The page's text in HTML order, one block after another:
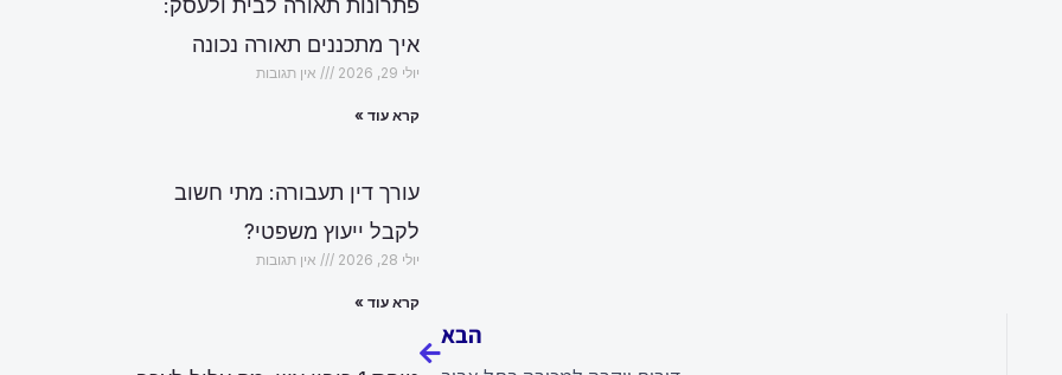
הבא
פתרונות תאורה לבית ולעסק:
איך מתכננים תאורה נכונה
יולי 29, 2026 אין תגובות
קרא עוד »
עורך דין תעבורה: מתי חשוב
לקבל ייעוץ משפטי?
יולי 28, 2026 אין תגובות
קרא עוד »